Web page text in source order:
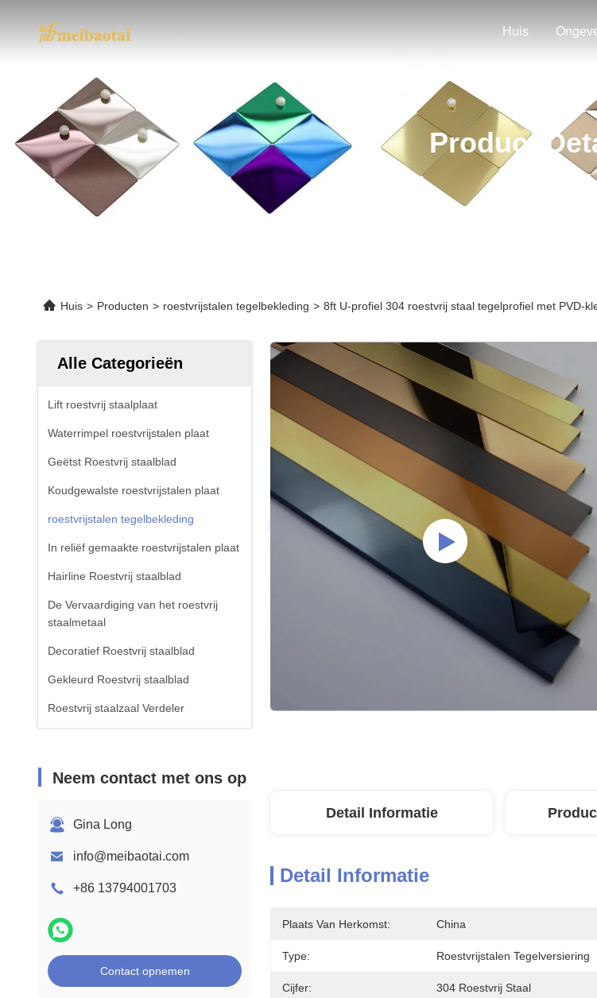
Huis
Product
Huis > Producten > roestvrijstalen tegelbekleding > 8ft U-profiel 304 roestvrij staal tegelprofiel met PVD-
Alle Categorieën
Lift roestvrij staalplaat
Waterrimpel roestvrijstalen plaat
Geëtst Roestvrij staalblad
Koudgewalste roestvrijstalen plaat
roestvrijstalen tegelbekleding
In reliëf gemaakte roestvrijstalen plaat
Hairline Roestvrij staalblad
De Vervaardiging van het roestvrij
staalmetaal
Decoratief Roestvrij staalblad
Gekleurd Roestvrij staalblad
Roestvrij staalzaal Verdeler
Neem contact met ons op
Gina Long
info@meibaotai.com
+86 13794001703
Contact opnemen
Detail Informatie
Detail Informatie
Plaats Van Herkomst: China
Type: Roestvrijstalen Tegelversiering
Cijfer: 304 Roestvrij Staal